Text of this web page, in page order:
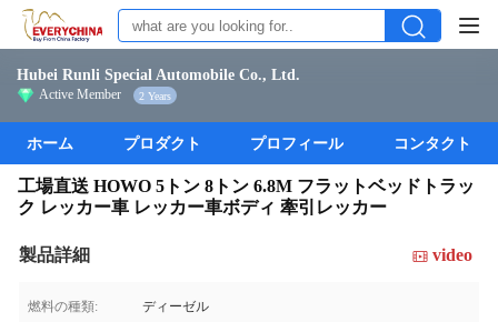
Hubei Runli Special Automobile Co., Ltd.
Active Member 2 Years
ホーム プロダクト プロフィール コンタクト
工場直送 HOWO 5トン 8トン 6.8M フラットベッドトラッ
ク レッカー車 レッカー車ボディ 牽引レッカー
製品詳細 video
燃料の種類:
ディーゼル